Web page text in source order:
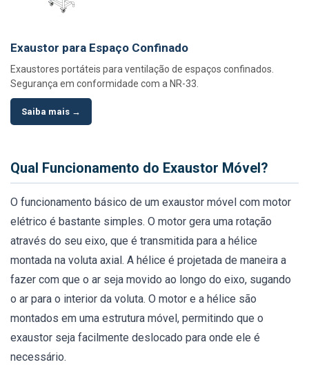
Exaustor para Espaço Confinado
Exaustores portáteis para ventilação de espaços confinados.
Segurança em conformidade com a NR-33.
Saiba mais →
Qual Funcionamento do Exaustor Móvel?
O funcionamento básico de um exaustor móvel com motor
elétrico é bastante simples. O motor gera uma rotação
através do seu eixo, que é transmitida para a hélice
montada na voluta axial. A hélice é projetada de maneira a
fazer com que o ar seja movido ao longo do eixo, sugando
o ar para o interior da voluta. O motor e a hélice são
montados em uma estrutura móvel, permitindo que o
exaustor seja facilmente deslocado para onde ele é
necessário.